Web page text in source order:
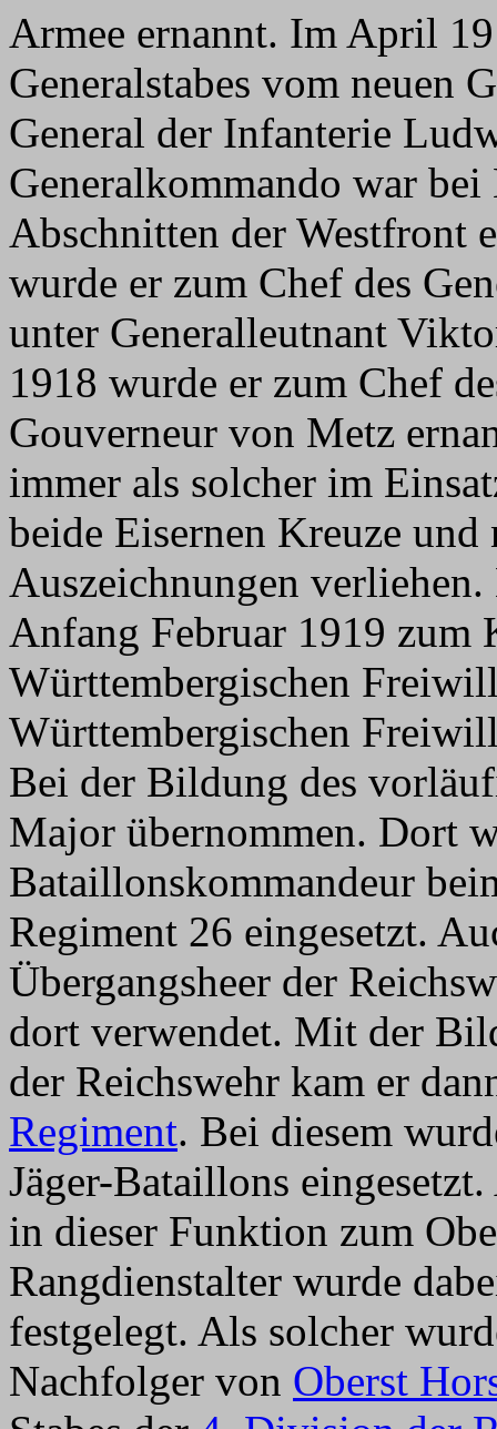
Armee ernannt. Im April
Generalstabes vom neuen
General der Infanterie
Generalkommando war
Abschnitten der Westfront
wurde er zum Chef des
unter Generalleutnant
1918 wurde er zum Chef
Gouverneur von Metz
immer als solcher im
beide Eisernen Kreuze
Auszeichnungen
Anfang Februar 1919 zum
Württembergischen
Württembergischen
Bei der Bildung des
Major übernommen. Dort
Bataillonskommandeur
Regiment 26 eingesetzt.
Übergangsheer der
dort verwendet. Mit der
der Reichswehr kam er
Regiment. Bei diesem
Jäger-Bataillons
in dieser Funktion zum
Rangdienstalter wurde
festgelegt. Als solcher
Nachfolger von Oberst